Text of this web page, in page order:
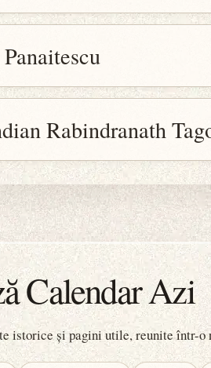
Rabindranath
Calendar Azi
istorice și pagini utile, reunite într-o